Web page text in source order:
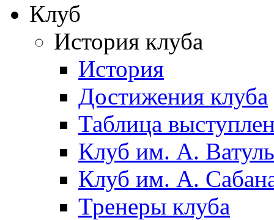
Клуб
История клуба
История
Достижения клуба
Таблица
Клуб им. А.
Клуб им. А.
Тренеры клуба